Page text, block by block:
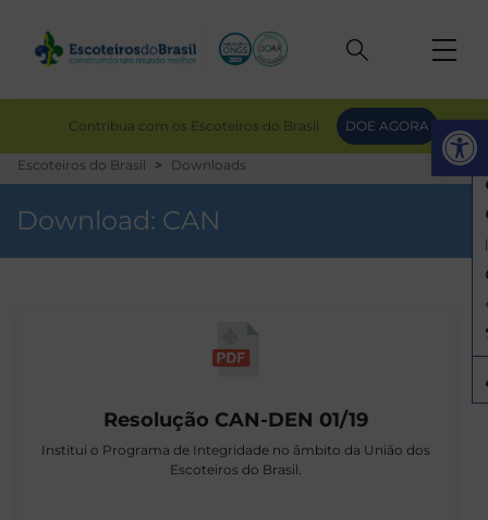
Contribua com os Escoteiros do Brasil DOE AGORA
Escoteiros do Brasil Downloads
Download: CAN
Resolução CAN-DEN 01/19
Institui o Programa de Integridade no âmbito da União dos
Escoteiros do Brasil.